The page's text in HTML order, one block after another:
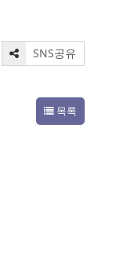
SNS공유
목록